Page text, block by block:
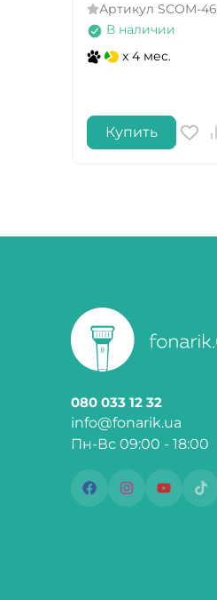
Артикул SCOM-46
В наличии
x 4 мес.
Купить
080 033 12 32
info@fonarik.ua
Пн-Вс 09:00 - 18:00